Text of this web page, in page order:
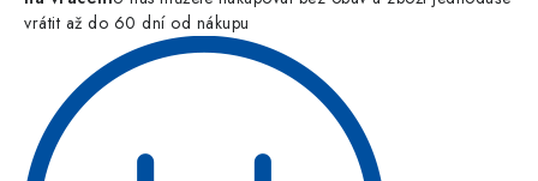
vrátit až do 60 dní od nákupu